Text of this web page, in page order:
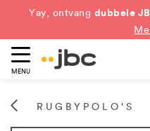
Yay, ontvang dubbele
MENU
RUGBYPOLO'S